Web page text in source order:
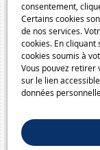
consentement,
Certains cookies
de nos services.
cookies. En cliquant
cookies soumis à
Vous pouvez retirer
sur le lien
données